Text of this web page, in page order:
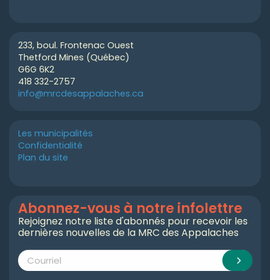
233, boul. Frontenac Ouest
Thetford Mines (Québec)
G6G 6K2
418 332-2757
info@mrcdesappalaches.ca
Les municipalités
Confidentialité
Plan du site
Abonnez-vous à notre infolettre
Rejoignez notre liste d'abonnés pour recevoir les
dernières nouvelles de la MRC des Appalaches